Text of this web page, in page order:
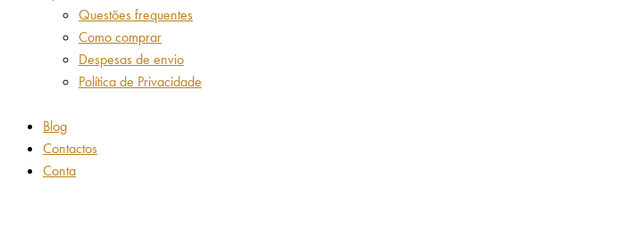
Questões frequentes
Como comprar
Despesas de envio
Política de Privacidade
Blog
Contactos
Conta